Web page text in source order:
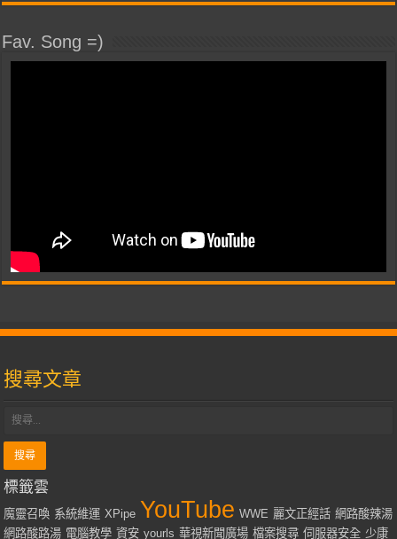
Fav. Song =)
搜尋文章
標籤雲
魔靈召喚 系統維運 XPipe YouTube WWE 麗文正經話 網路酸辣湯
網路酸路湯 電腦教學 資安 yourls 華視新聞廣場 檔案搜尋 伺服器安全 少康